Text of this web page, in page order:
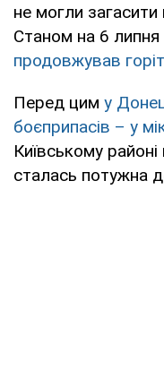
не могли загасити
Станом на 6 липня
продовжував
Перед цим у
боєприпасів – у
Київському
сталась потужна